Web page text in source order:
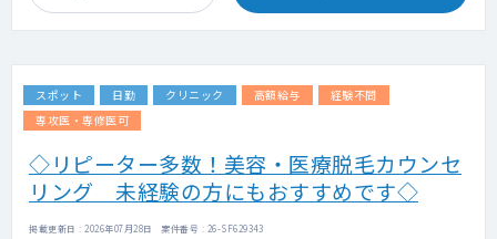
スポット 日勤 クリニック 高額給与
経験不問
専攻医・専修医可
◇リピーター多数！美容・医療脱毛カウンセ
リング 未経験の方にもおすすめです◇
掲載更新日 : 2026年07月28日 案件番号 : 26-SF629343